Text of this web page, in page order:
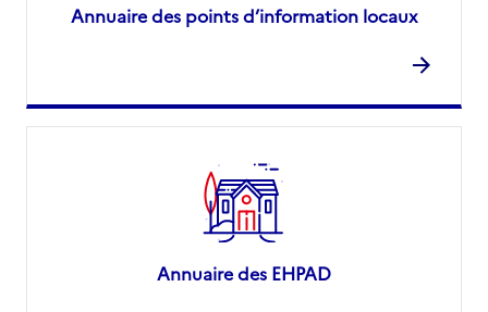
Annuaire des points d’information locaux
Annuaire des EHPAD